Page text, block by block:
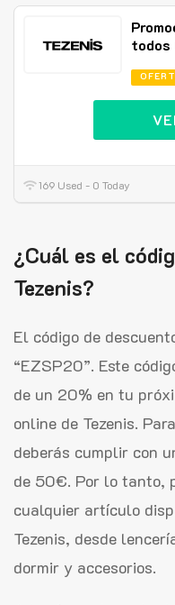
todos
169 Used - 0 Today
¿Cuál es el
Tezenis?
El código de
“EZSP20”. Este
de un 20% en tu
online de Tezenis.
deberás cumplir con
de 50€. Por lo tanto,
cualquier artículo
Tezenis, desde
dormir y accesorios.